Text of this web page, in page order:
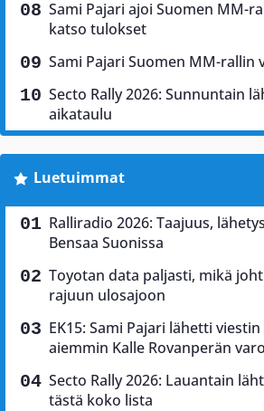
Sami Pajari ajoi Suomen MM-
katso tulokset
Sami Pajari Suomen MM-rallin
Secto Rally 2026: Sunnuntain
aikataulu
Luetuimmat
Ralliradio 2026: Taajuus,
Bensaa Suonissa
Toyotan data paljasti, mikä
rajuun ulosajoon
EK15: Sami Pajari lähetti
aiemmin Kalle Rovanperän
Secto Rally 2026: Lauantain
tästä koko lista